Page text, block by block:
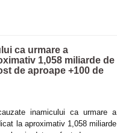
ca urmare a
1,058 miliarde de
de aproape +100 de
inamicului ca urmare a
la aproximativ 1,058 miliarde